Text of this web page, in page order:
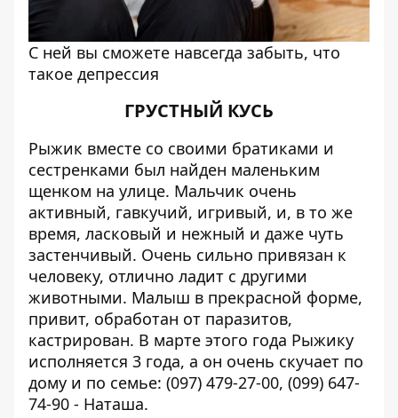
С ней вы сможете навсегда забыть, что
такое депрессия
ГРУСТНЫЙ КУСЬ
Рыжик вместе со своими братиками и
сестренками был найден маленьким
щенком на улице. Мальчик очень
активный, гавкучий, игривый, и, в то же
время, ласковый и нежный и даже чуть
застенчивый. Очень сильно привязан к
человеку, отлично ладит с другими
животными. Малыш в прекрасной форме,
привит, обработан от паразитов,
кастрирован. В марте этого года Рыжику
исполняется 3 года, а он очень скучает по
дому и по семье: (097) 479-27-00, (099) 647-
74-90 - Наташа.